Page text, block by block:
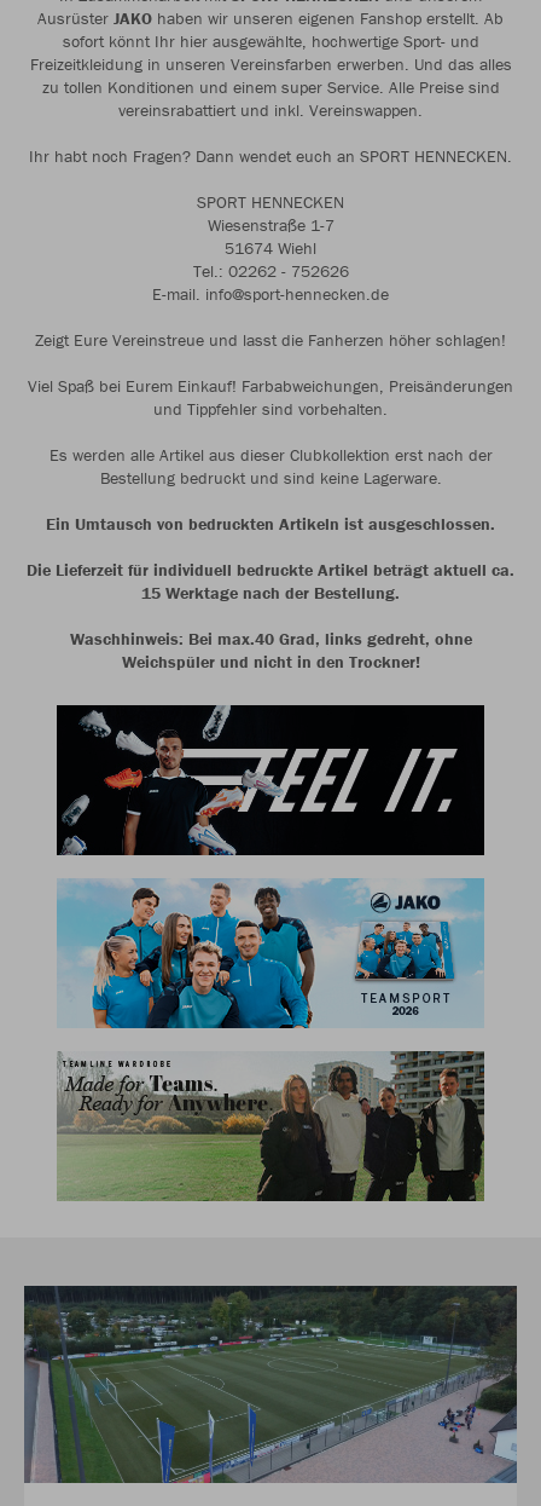
Ausrüster JAKO haben wir unseren eigenen Fanshop erstellt. Ab
sofort könnt Ihr hier ausgewählte, hochwertige Sport- und
Freizeitkleidung in unseren Vereinsfarben erwerben. Und das alles
zu tollen Konditionen und einem super Service. Alle Preise sind
vereinsrabattiert und inkl. Vereinswappen.
Ihr habt noch Fragen? Dann wendet euch an SPORT HENNECKEN.
SPORT HENNECKEN
Wiesenstraße 1-7
51674 Wiehl
Tel.: 02262 - 752626
E-mail. info@sport-hennecken.de
Zeigt Eure Vereinstreue und lasst die Fanherzen höher schlagen!
Viel Spaß bei Eurem Einkauf! Farbabweichungen, Preisänderungen
und Tippfehler sind vorbehalten.
Es werden alle Artikel aus dieser Clubkollektion erst nach der
Bestellung bedruckt und sind keine Lagerware.
Ein Umtausch von bedruckten Artikeln ist ausgeschlossen.
Die Lieferzeit für individuell bedruckte Artikel beträgt aktuell ca.
15 Werktage nach der Bestellung.
Waschhinweis: Bei max.40 Grad, links gedreht, ohne
Weichspüler und nicht in den Trockner!